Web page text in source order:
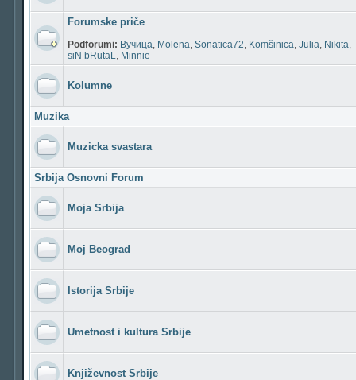
Forumske priče
Podforumi: Вучица, Molena, Sonatica72, Komšinica, Julia, Nikita,
siN bRutaL, Minnie
Kolumne
Muzika
Muzicka svastara
Srbija Osnovni Forum
Moja Srbija
Moj Beograd
Istorija Srbije
Umetnost i kultura Srbije
Književnost Srbije